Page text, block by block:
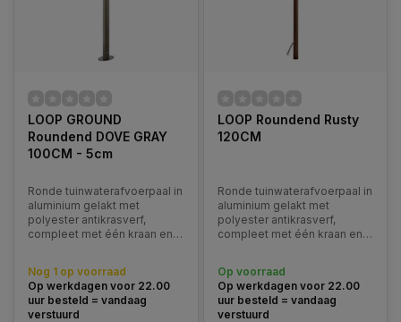
LOOP GROUND
Roundend DOVE GRAY
100CM - 5cm
Ronde tuinwaterafvoerpaal in
aluminium gelakt met
polyester antikrasverf,
compleet met één kraan en
kleuren. Voor montage
bovengronds.
Nog 1 op voorraad
Op werkdagen voor 22.00
uur besteld = vandaag
verstuurd
LOOP Roundend Rusty
120CM
Ronde tuinwaterafvoerpaal in
aluminium gelakt met
polyester antikrasverf,
compleet met één kraan en
kleuren.
Op voorraad
Op werkdagen voor 22.00
uur besteld = vandaag
verstuurd